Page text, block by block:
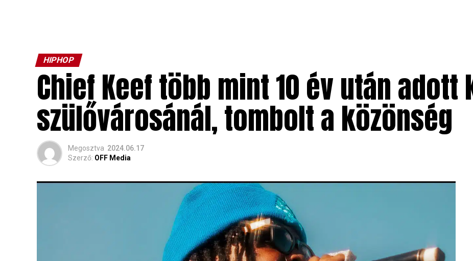
HIPHOP
Chief Keef több mint 10 év után
szülővárosánál, tombolt a közönség
Megosztva 2024.06.17
Szerző: OFF Media